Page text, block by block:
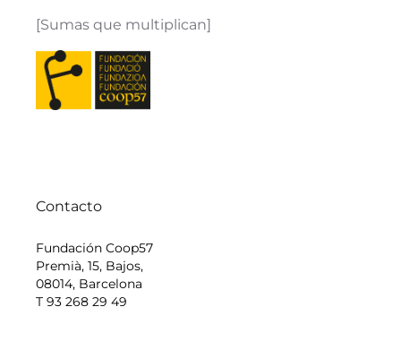
[Sumas que multiplican]
Contacto
Fundación Coop57
Premià, 15, Bajos,
08014, Barcelona
T 93 268 29 49